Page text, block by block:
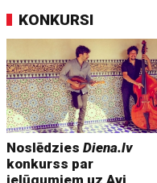
KONKURSI
NoslēdziesDiena.lv
konkurss par
ielūgumiem uz Avi